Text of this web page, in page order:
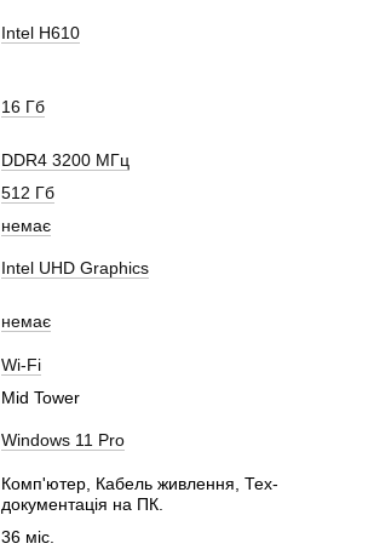
Intel H610
16 Гб
DDR4 3200 МГц
512 Гб
немає
Intel UHD Graphics
немає
Wi-Fi
Mid Tower
Windows 11 Pro
Комп'ютер, Кабель живлення, Тех-
документація на ПК.
36 міс.